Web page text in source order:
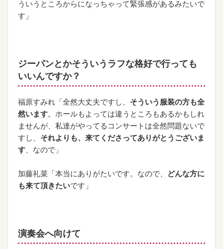
ういうところからになっちゃって緊張感があるみたいで
す」
ジーパンとかそういうラフな格好で行っても
いいんですか？
福原すみれ「全然大丈夫ですし、 そういう服装の方も全
然います。ホールもよっては違うところもあるかもしれ
ませんが、私達がやってるコンサートは全然問題ないで
すし、 それよりも、来てくださってありがとうございま
す 、なので」
加藤礼菜「本当にありがたいです。なので、
どんな方に
も来て頂きたいです」
演奏会へ向けて